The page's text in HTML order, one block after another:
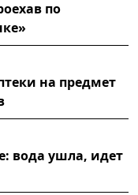
по
на предмет
вода ушла, идет